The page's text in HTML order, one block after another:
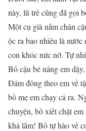
này, lũ trẻ cũng đã gọi
Một cụ già nắm chân
ộc ra bao nhiêu là
con khóc nức nở. Tự
Bố cậu bé nâng em
Đám đông theo em về
bố mẹ em chạy cả ra.
chuyện, bố xiết chặt
khá lắm! Bố tự hào về